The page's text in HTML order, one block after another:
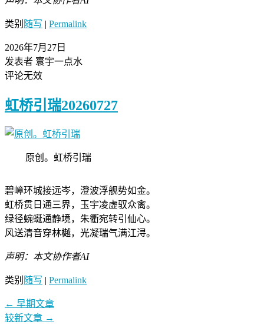
类别 随写 | Permalink
2026年7月27日
发表者 寰宇一点水
评论无效
虹桥引瑞20260727
原创。虹桥引瑞
碧嶂环城接远岑，澄波浮舰势如金。
虹桥贯日通三界，玉宇凌虚驭众禽。
绿径蜿蜒通静境，朱衢宛转引仙心。
风送清音穿林樾，光凝瑞气满江浔。
声明：本文协作者AI
类别 随写 | Permalink
← 早期文章
较新文章 →